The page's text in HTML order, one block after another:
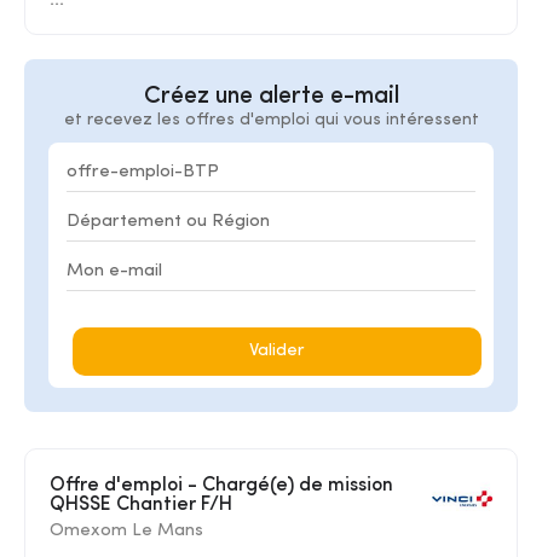
Créez une alerte e-mail
et recevez les offres d'emploi qui vous intéressent
Valider
Offre d'emploi - Chargé(e) de mission
QHSSE Chantier F/H
Omexom Le Mans